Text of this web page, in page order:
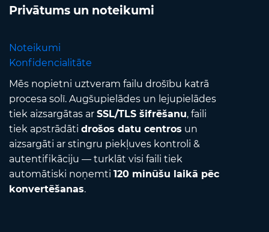
Privātums un noteikumi
Noteikumi
Konfidencialitāte
Mēs nopietni uztveram failu drošību katrā
procesa solī. Augšupielādes un lejupielādes
tiek aizsargātas ar SSL/TLS šifrēšanu, faili
tiek apstrādāti drošos datu centros un
aizsargāti ar stingru piekļuves kontroli &
autentifikāciju — turklāt visi faili tiek
automātiski noņemti 120 minūšu laikā pēc
konvertēšanas.